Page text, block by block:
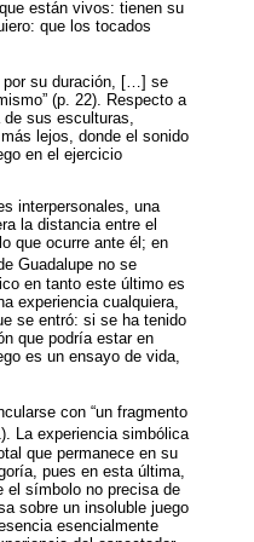
están vivos: tienen su
que los tocados
por su duración, […] se
(p. 22). Respecto a
de sus esculturas,
lejos, donde el sonido
en el ejercicio
interpersonales, una
la distancia entre el
que ocurre ante él; en
Guadalupe no se
en tanto este último es
experiencia cualquiera,
se entró: si se ha tenido
que podría estar en
es un ensayo de vida,
con “un fragmento
La experiencia simbólica
que permanece en su
pues en esta última,
el símbolo no precisa de
sobre un insoluble juego
esencialmente